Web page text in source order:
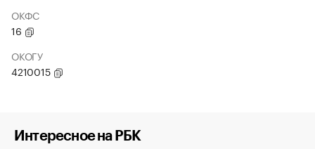
ОКФС
16
ОКОГУ
4210015
Интересное на РБК